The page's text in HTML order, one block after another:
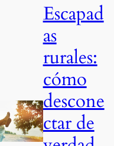
Escapad
as
rurales:
cómo
descone
ctar de